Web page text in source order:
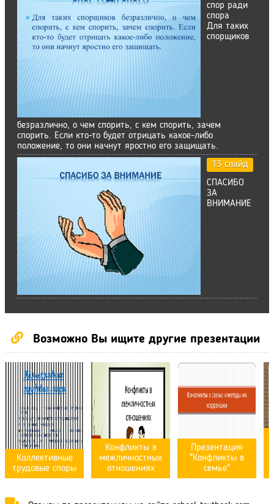
спор ради
спора
Для таких
спорщиков
безразлично, о чем спорить, с кем спорить, зачем
спорить. Если кто-то будет отрицать какое-либо
положение, то они начнут яростно его защищать.
13 слайд
СПАСИБО
ЗА
ВНИМАНИЕ
Возможно Вы ищите другие презентации
Коллективные
трудовые споры
Конфликты в
межличностных
отношениях
Презентация
"Конфликты в
семье"